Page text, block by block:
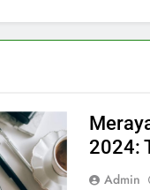
2024:
Admin